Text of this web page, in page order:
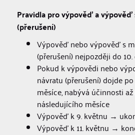
Pravidla pro výpověď a
(přerušení)
Výpověď nebo výpověď s
(přerušení) nejpozději do
Pokud k výpovědi nebo
návratu (přerušení) dojde
měsíce, nabývá účinnosti
následujícího měsíce
Výpověď k 9. květnu →
Výpověď k 11. květnu →